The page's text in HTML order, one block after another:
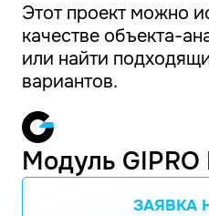
Этот проект можно
качестве объекта-
или найти
вариантов.
Модуль GIPRO
ЗАЯВКА